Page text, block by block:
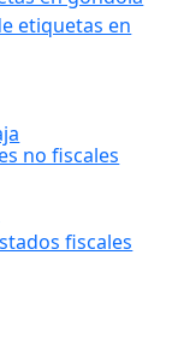
etiquetas en
no fiscales
fiscales